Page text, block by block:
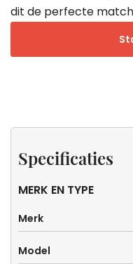
dit de perfecte match
propaan
Specificaties
MERK EN TYPE
Merk
Model